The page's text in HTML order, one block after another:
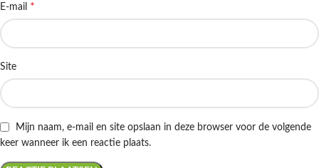
E-mail *
Site
Mijn naam, e-mail en site opslaan in deze browser voor de volgende
keer wanneer ik een reactie plaats.